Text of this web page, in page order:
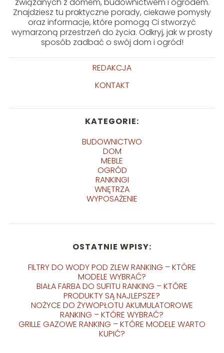
Znajdziesz tu praktyczne porady, ciekawe pomysły
oraz informacje, które pomogą Ci stworzyć
wymarzoną przestrzeń do życia. Odkryj, jak w prosty
sposób zadbać o swój dom i ogród!
REDAKCJA
KONTAKT
KATEGORIE:
BUDOWNICTWO
DOM
MEBLE
OGRÓD
RANKINGI
WNĘTRZA
WYPOSAŻENIE
OSTATNIE WPISY:
FILTRY DO WODY POD ZLEW RANKING – KTÓRE
MODELE WYBRAĆ?
BIAŁA FARBA DO SUFITU RANKING – KTÓRE
PRODUKTY SĄ NAJLEPSZE?
NOŻYCE DO ŻYWOPŁOTU AKUMULATOROWE
RANKING – KTÓRE WYBRAĆ?
GRILLE GAZOWE RANKING – KTÓRE MODELE WARTO
KUPIĆ?